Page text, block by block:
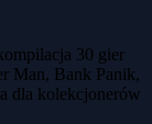
30 gier
Man, Bank Panik,
dla kolekcjonerów